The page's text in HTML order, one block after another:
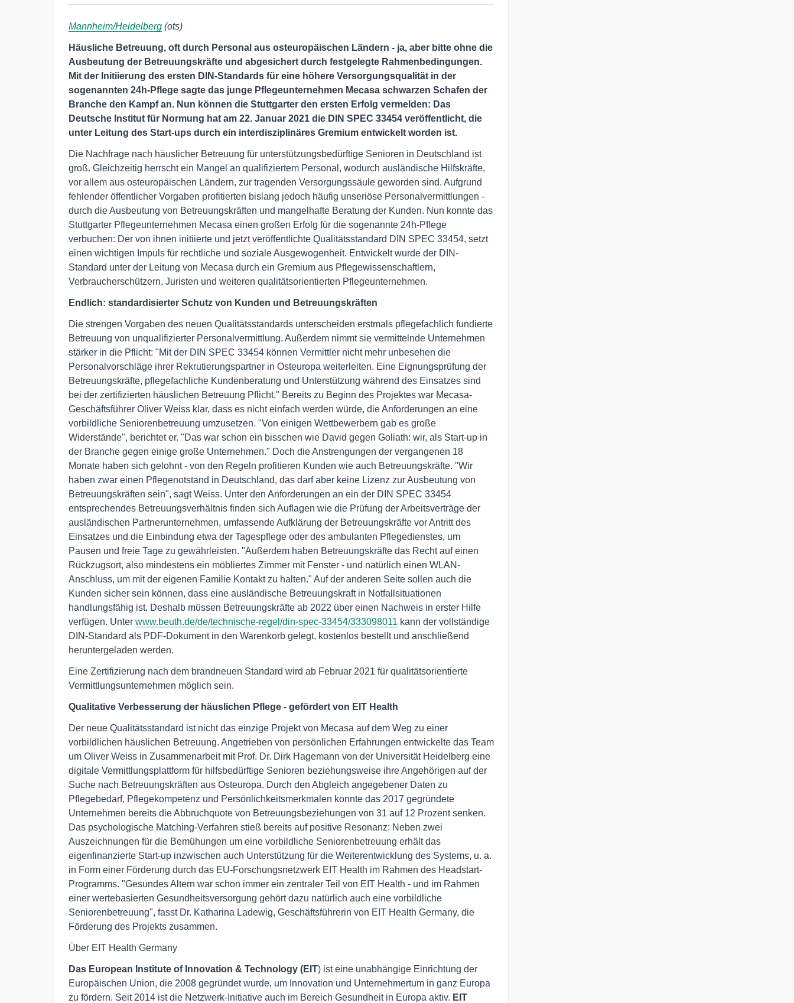
Mannheim/Heidelberg (ots)
Häusliche Betreuung, oft durch Personal aus osteuropäischen Ländern - ja, aber bitte ohne die
Ausbeutung der Betreuungskräfte und abgesichert durch festgelegte Rahmenbedingungen.
Mit der Initiierung des ersten DIN-Standards für eine höhere Versorgungsqualität in der
sogenannten 24h-Pflege sagte das junge Pflegeunternehmen Mecasa schwarzen Schafen der
Branche den Kampf an. Nun können die Stuttgarter den ersten Erfolg vermelden: Das
Deutsche Institut für Normung hat am 22. Januar 2021 die DIN SPEC 33454 veröffentlicht, die
unter Leitung des Start-ups durch ein interdisziplinäres Gremium entwickelt worden ist.
Die Nachfrage nach häuslicher Betreuung für unterstützungsbedürftige Senioren in Deutschland ist
groß. Gleichzeitig herrscht ein Mangel an qualifiziertem Personal, wodurch ausländische Hilfskräfte,
vor allem aus osteuropäischen Ländern, zur tragenden Versorgungssäule geworden sind. Aufgrund
fehlender öffentlicher Vorgaben profitierten bislang jedoch häufig unseriöse Personalvermittlungen -
durch die Ausbeutung von Betreuungskräften und mangelhafte Beratung der Kunden. Nun konnte das
Stuttgarter Pflegeunternehmen Mecasa einen großen Erfolg für die sogenannte 24h-Pflege
verbuchen: Der von ihnen initiierte und jetzt veröffentlichte Qualitätsstandard DIN SPEC 33454, setzt
einen wichtigen Impuls für rechtliche und soziale Ausgewogenheit. Entwickelt wurde der DIN-
Standard unter der Leitung von Mecasa durch ein Gremium aus Pflegewissenschaftlern,
Verbraucherschützern, Juristen und weiteren qualitätsorientierten Pflegeunternehmen.
Endlich: standardisierter Schutz von Kunden und Betreuungskräften
Die strengen Vorgaben des neuen Qualitätsstandards unterscheiden erstmals pflegefachlich fundierte
Betreuung von unqualifizierter Personalvermittlung. Außerdem nimmt sie vermittelnde Unternehmen
stärker in die Pflicht: "Mit der DIN SPEC 33454 können Vermittler nicht mehr unbesehen die
Personalvorschläge ihrer Rekrutierungspartner in Osteuropa weiterleiten. Eine Eignungsprüfung der
Betreuungskräfte, pflegefachliche Kundenberatung und Unterstützung während des Einsatzes sind
bei der zertifizierten häuslichen Betreuung Pflicht." Bereits zu Beginn des Projektes war Mecasa-
Geschäftsführer Oliver Weiss klar, dass es nicht einfach werden würde, die Anforderungen an eine
vorbildliche Seniorenbetreuung umzusetzen. "Von einigen Wettbewerbern gab es große
Widerstände", berichtet er. "Das war schon ein bisschen wie David gegen Goliath: wir, als Start-up in
der Branche gegen einige große Unternehmen." Doch die Anstrengungen der vergangenen 18
Monate haben sich gelohnt - von den Regeln profitieren Kunden wie auch Betreuungskräfte. "Wir
haben zwar einen Pflegenotstand in Deutschland, das darf aber keine Lizenz zur Ausbeutung von
Betreuungskräften sein", sagt Weiss. Unter den Anforderungen an ein der DIN SPEC 33454
entsprechendes Betreuungsverhältnis finden sich Auflagen wie die Prüfung der Arbeitsverträge der
ausländischen Partnerunternehmen, umfassende Aufklärung der Betreuungskräfte vor Antritt des
Einsatzes und die Einbindung etwa der Tagespflege oder des ambulanten Pflegedienstes, um
Pausen und freie Tage zu gewährleisten. "Außerdem haben Betreuungskräfte das Recht auf einen
Rückzugsort, also mindestens ein möbliertes Zimmer mit Fenster - und natürlich einen WLAN-
Anschluss, um mit der eigenen Familie Kontakt zu halten." Auf der anderen Seite sollen auch die
Kunden sicher sein können, dass eine ausländische Betreuungskraft in Notfallsituationen
handlungsfähig ist. Deshalb müssen Betreuungskräfte ab 2022 über einen Nachweis in erster Hilfe
verfügen. Unter www.beuth.de/de/technische-regel/din-spec-33454/333098011 kann der vollständige
DIN-Standard als PDF-Dokument in den Warenkorb gelegt, kostenlos bestellt und anschließend
heruntergeladen werden.
Eine Zertifizierung nach dem brandneuen Standard wird ab Februar 2021 für qualitätsorientierte
Vermittlungsunternehmen möglich sein.
Qualitative Verbesserung der häuslichen Pflege - gefördert von EIT Health
Der neue Qualitätsstandard ist nicht das einzige Projekt von Mecasa auf dem Weg zu einer
vorbildlichen häuslichen Betreuung. Angetrieben von persönlichen Erfahrungen entwickelte das Team
um Oliver Weiss in Zusammenarbeit mit Prof. Dr. Dirk Hagemann von der Universität Heidelberg eine
digitale Vermittlungsplattform für hilfsbedürftige Senioren beziehungsweise ihre Angehörigen auf der
Suche nach Betreuungskräften aus Osteuropa. Durch den Abgleich angegebener Daten zu
Pflegebedarf, Pflegekompetenz und Persönlichkeitsmerkmalen konnte das 2017 gegründete
Unternehmen bereits die Abbruchquote von Betreuungsbeziehungen von 31 auf 12 Prozent senken.
Das psychologische Matching-Verfahren stieß bereits auf positive Resonanz: Neben zwei
Auszeichnungen für die Bemühungen um eine vorbildliche Seniorenbetreuung erhält das
eigenfinanzierte Start-up inzwischen auch Unterstützung für die Weiterentwicklung des Systems, u. a.
in Form einer Förderung durch das EU-Forschungsnetzwerk EIT Health im Rahmen des Headstart-
Programms. "Gesundes Altern war schon immer ein zentraler Teil von EIT Health - und im Rahmen
einer wertebasierten Gesundheitsversorgung gehört dazu natürlich auch eine vorbildliche
Seniorenbetreuung", fasst Dr. Katharina Ladewig, Geschäftsführerin von EIT Health Germany, die
Förderung des Projekts zusammen.
Über EIT Health Germany
Das European Institute of Innovation & Technology (EIT) ist eine unabhängige Einrichtung der
Europäischen Union, die 2008 gegründet wurde, um Innovation und Unternehmertum in ganz Europa
zu fördern. Seit 2014 ist die Netzwerk-Initiative auch im Bereich Gesundheit in Europa aktiv. EIT